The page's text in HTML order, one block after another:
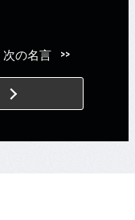
次の名言 >>